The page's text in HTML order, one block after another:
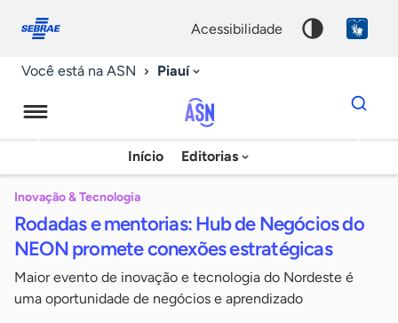
conosco
acessibilidade
Você está na ASN Piauí
Agência
Sebrae
Notícias
Início Editorias
Dados
para
chave
Inovação & Tecnologia
Rodadas e mentorias: Hub de Negócios do
NEON promete conexões estratégicas
Maior evento de inovação e tecnologia do Nordeste é
uma oportunidade de negócios e aprendizado